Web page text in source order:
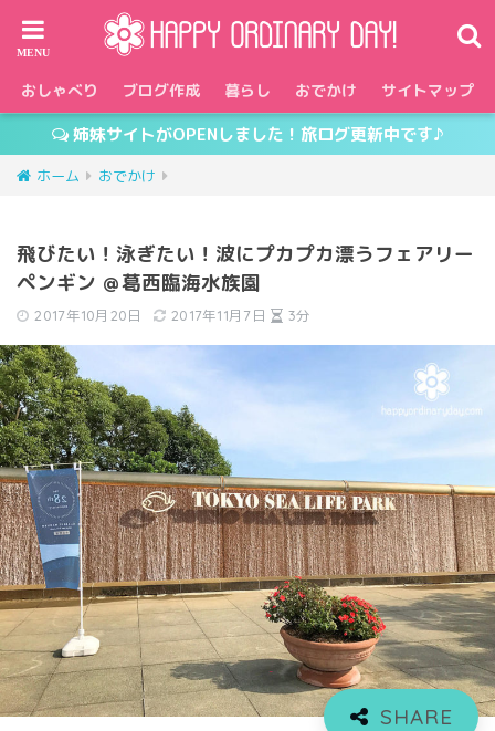
おしゃべり ブログ作成 暮らし おでかけ サイトマップ
姉妹サイトがOPENしました！旅ログ更新中です♪
ホーム おでかけ
飛びたい！泳ぎたい！波にプカプカ漂うフェアリー
ペンギン ＠葛西臨海水族園
2017年10月20日 2017年11月7日 3分